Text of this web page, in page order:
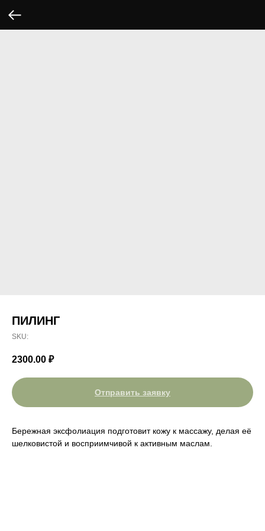
ПИЛИНГ
SKU:
2300.00 ₽
Отправить заявку
Бережная эксфолиация подготовит кожу к массажу, делая её
шелковистой и восприимчивой к активным маслам.